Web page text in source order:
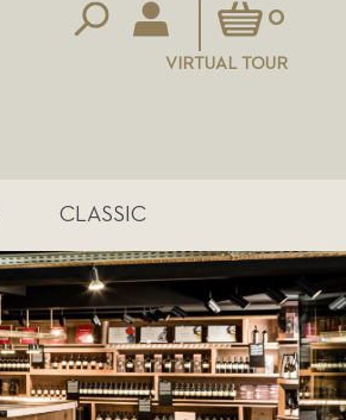
Carrello0
VIRTUAL TOUR
CLASSIC